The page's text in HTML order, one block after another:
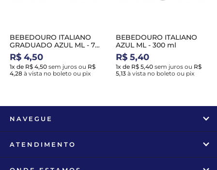
BEBEDOURO ITALIANO
GRADUADO AZUL ML - 75
ml
R$ 4,50
1x de R$ 4,50 sem juros ou R$
4,28 à vista no boleto ou pix
BEBEDOURO ITALIANO
AZUL ML - 300 ml
R$ 5,40
1x de R$ 5,40 sem juros ou R$
5,13 à vista no boleto ou pix
NAVEGUE
ATENDIMENTO